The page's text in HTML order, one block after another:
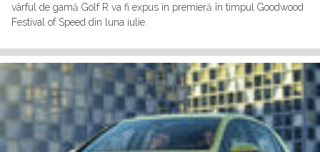
vârful de gamă Golf R va fi expus în premieră în timpul Goodwood
Festival of Speed din luna iulie.